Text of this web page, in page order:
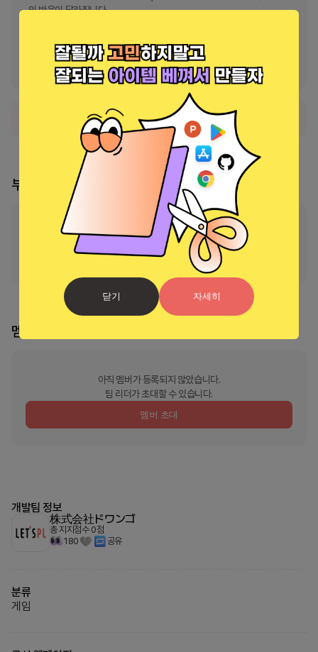
닫기 자세히
의 반응이 달라집니다.
슈퍼 재미있는 샌드위치 러너 게임!
정식 서비스로 출시되었습니다.
부스 리더
부스의 리더가 지정되지 않았습니다
리더 신청 및 소유권 이
멤버
아직 멤버가 등록되지 않았습니다.
팀 리더가 초대할 수 있습니다.
멤버 초대
개발팀 정보
株式会社ドワンゴ
총 지지점수 0점
180
공유
분류
게임